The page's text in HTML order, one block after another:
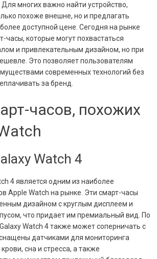
многих важно найти устройство,
похоже внешне, но и предлагать
доступной цене. Сегодня на рынке
часы, которые могут похвастаться
и привлекательным дизайном, но при
Это позволяет пользователям
современных технологий без
за бренд.
часов, похожих
Watch 4
4 является одним из наиболее
Apple Watch на рынке. Эти смарт-часы
дизайном с круглым дисплеем и
что придает им премиальный вид. По
Watch 4 также может соперничать с
датчиками для мониторинга
сна и стресса, а также